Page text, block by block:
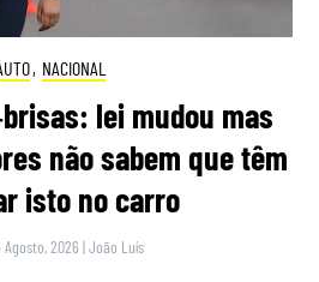
, NACIONAL
lei mudou mas
não sabem que têm
isto no carro
2026 |João Luís